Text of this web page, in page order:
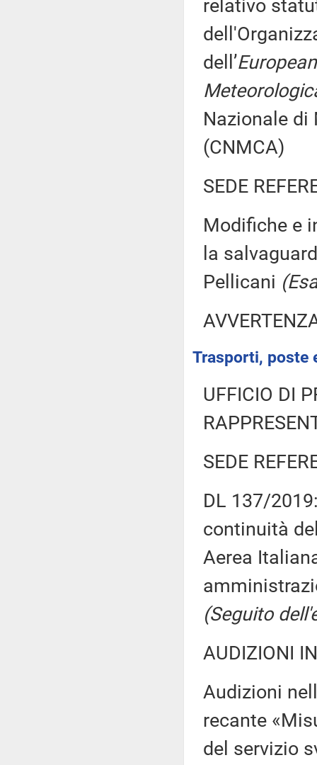
relativo
dell’
Nazionale
(CNMCA)
SEDE
Modifiche e
la
Pellicani
Trasporti, poste
UFFICIO DI
SEDE
DL 137/
continuità
Aerea
(Seguito
AUDIZIONI
Audizioni
recante
del servizio